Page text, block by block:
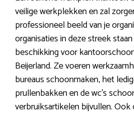
veilige werkplekken en zal
professioneel beeld van je
organisaties in deze streek
beschikking voor
Beijerland. Ze voeren
bureaus schoonmaken, het
prullenbakken en de wc’s
verbruiksartikelen bijvullen.